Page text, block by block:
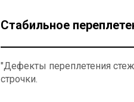
Стабильное
"Дефекты переплетения
строчки.